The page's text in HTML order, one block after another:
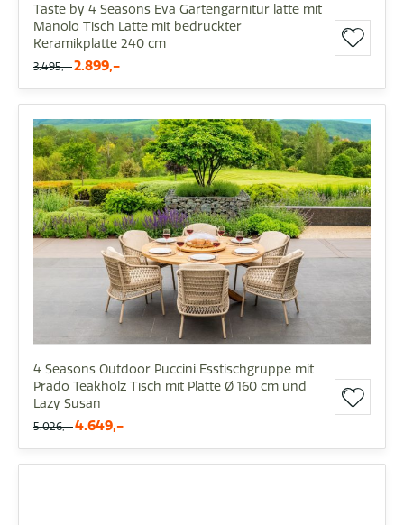
Taste by 4 Seasons Eva Gartengarnitur latte mit
Manolo Tisch Latte mit bedruckter
Keramikplatte 240 cm
3.495,- 2.899,-
4 Seasons Outdoor Puccini Esstischgruppe mit
Prado Teakholz Tisch mit Platte Ø 160 cm und
Lazy Susan
5.026,- 4.649,-